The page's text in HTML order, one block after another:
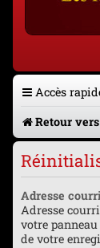
Accès
Retour
Adresse
Adresse
votre
de votre